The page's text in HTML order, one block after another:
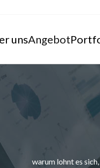
unsAngebot
warum lohnt es